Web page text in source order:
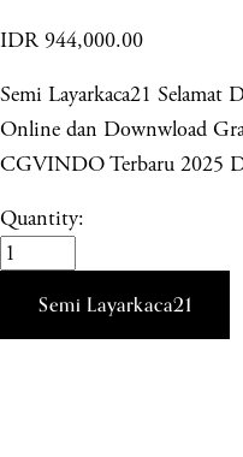
IDR 944,000.00
Semi Layarkaca21
Online dan Downwload
CGVINDO Terbaru 2025
Quantity:
Semi Layarkaca21